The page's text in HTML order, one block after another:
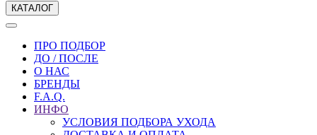
КАТАЛОГ
ПРО ПОДБОР
ДО / ПОСЛЕ
О НАС
БРЕНДЫ
F.A.Q.
ИНФО
УСЛОВИЯ ПОДБОРА УХОДА